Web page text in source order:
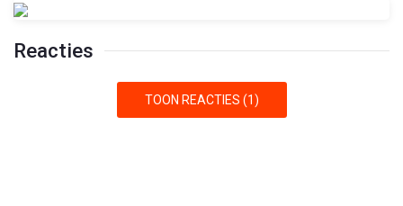
Reacties
TOON REACTIES (1)